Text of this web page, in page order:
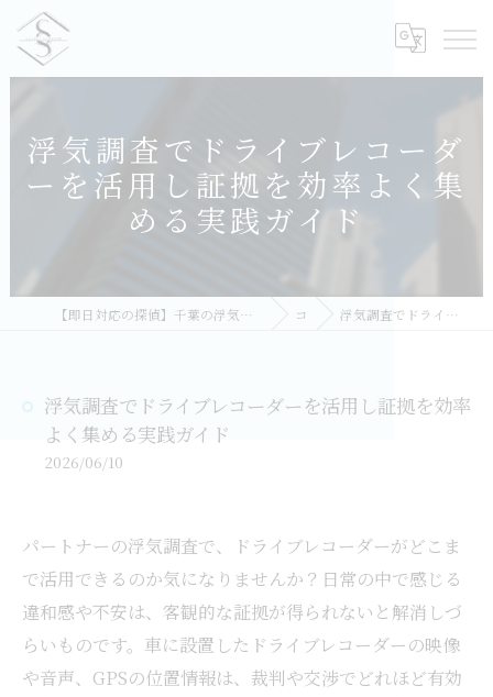
浮気調査でドライブレコーダ
ーを活用し証拠を効率よく集
める実践ガイド
【即日対応の探偵】千葉の浮気調査｜相談無料・比較しておすすめ／総合探偵社シークレットシャドー 千葉オフィス コラム 浮気調査でドライブレコーダーを活用し証拠を効率よく集める実践ガイド
浮気調査でドライブレコーダーを活用し証拠を効率
よく集める実践ガイド
2026/06/10
パートナーの浮気調査で、ドライブレコーダーがどこま
で活用できるのか気になりませんか？日常の中で感じる
違和感や不安は、客観的な証拠が得られないと解消しづ
らいものです。車に設置したドライブレコーダーの映像
や音声、GPSの位置情報は、裁判や交渉でどれほど有効